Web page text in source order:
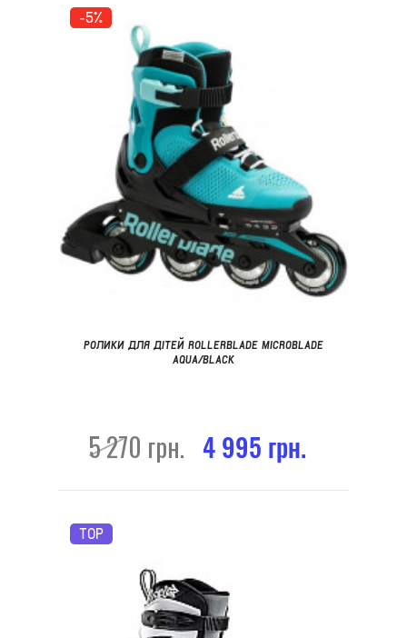
-5%
РОЛИКИ ДЛЯ ДІТЕЙ ROLLERBLADE MICROBLADE
AQUA/BLACK
5 270 грн. 4 995 грн.
TOP